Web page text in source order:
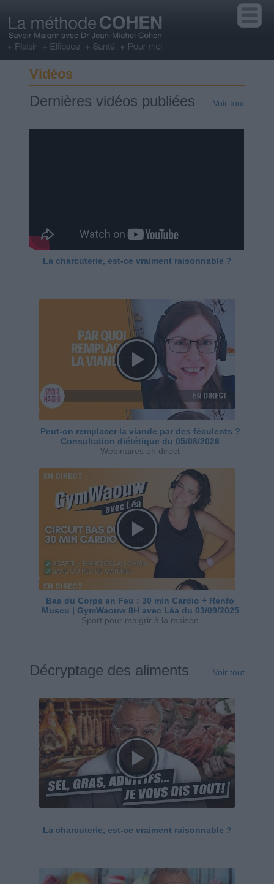
Vidéos
Dernières vidéos publiées Voir tout
La charcuterie, est-ce vraiment raisonnable ?
Peut-on remplacer la viande par des féculents ?
Consultation diététique du 05/08/2026
Webinaires en direct
Bas du Corps en Feu : 30 min Cardio + Renfo
Muscu | GymWaouw 8H avec Léa du 03/09/2025
Sport pour maigrir à la maison
Décryptage des aliments Voir tout
La charcuterie, est-ce vraiment raisonnable ?